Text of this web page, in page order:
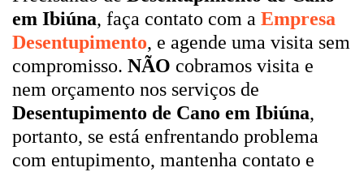
em Ibiúna, faça contato com a Empresa
Desentupimento, e agende uma visita sem
compromisso. NÃO cobramos visita e
nem orçamento nos serviços de
Desentupimento de Cano em Ibiúna,
portanto, se está enfrentando problema
com entupimento, mantenha contato e